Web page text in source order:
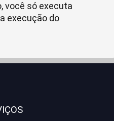
você só executa
execução do